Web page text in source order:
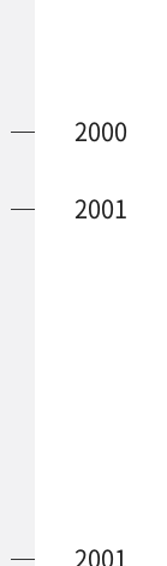
2000
2001
2001